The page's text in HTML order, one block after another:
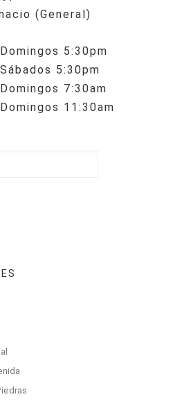
(General)
5:30pm
5:30pm
7:30am
11:30am